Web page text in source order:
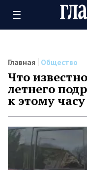
Главная Общество
Что
летнего
к этому часу